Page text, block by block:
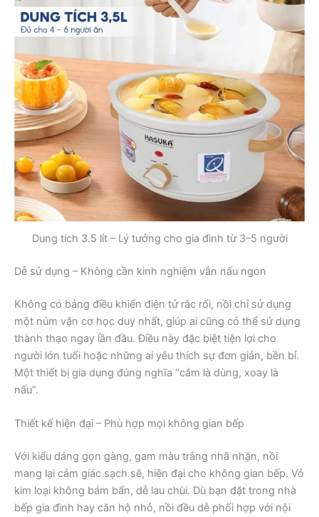
Dung tích 3.5 lít – Lý tưởng cho gia đình từ 3–5 người
Dễ sử dụng – Không cần kinh nghiệm vẫn nấu ngon
Không có bảng điều khiển điện tử rắc rối, nồi chỉ sử dụng
một núm vặn cơ học duy nhất, giúp ai cũng có thể sử dụng
thành thạo ngay lần đầu. Điều này đặc biệt tiện lợi cho
người lớn tuổi hoặc những ai yêu thích sự đơn giản, bền bỉ.
Một thiết bị gia dụng đúng nghĩa “cắm là dùng, xoay là
nấu”.
Thiết kế hiện đại – Phù hợp mọi không gian bếp
Với kiểu dáng gọn gàng, gam màu trắng nhã nhặn, nồi
mang lại cảm giác sạch sẽ, hiện đại cho không gian bếp. Vỏ
kim loại không bám bẩn, dễ lau chùi. Dù bạn đặt trong nhà
bếp gia đình hay căn hộ nhỏ, nồi đều dễ phối hợp với nội